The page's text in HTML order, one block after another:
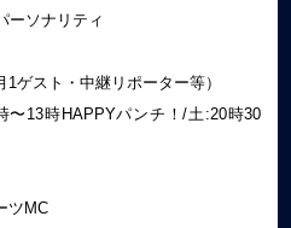
ーソナリティ
ゲスト・中継リポーター等）
〜13時HAPPYパンチ！/土:20時30
ツMC